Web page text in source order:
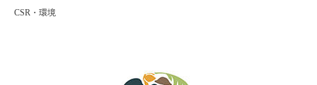
カテゴリー
CSR・環境